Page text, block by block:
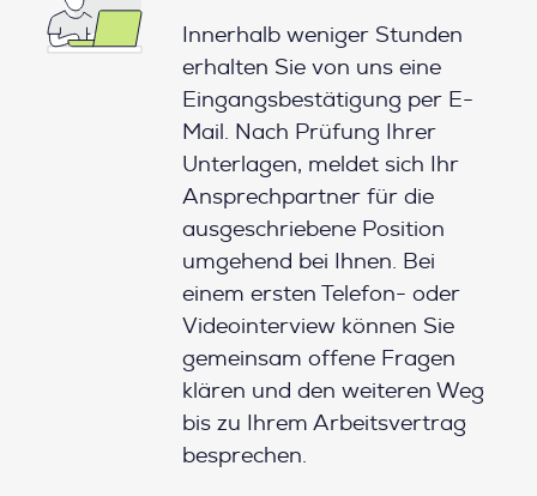
Innerhalb weniger Stunden
erhalten Sie von uns eine
Eingangsbestätigung per E-
Mail. Nach Prüfung Ihrer
Unterlagen, meldet sich Ihr
Ansprechpartner für die
ausgeschriebene Position
umgehend bei Ihnen. Bei
einem ersten Telefon- oder
Videointerview können Sie
gemeinsam offene Fragen
klären und den weiteren Weg
bis zu Ihrem Arbeitsvertrag
besprechen.